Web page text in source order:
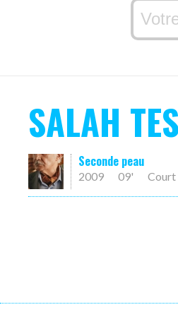
SALAH
Seconde peau
2009 09' Court